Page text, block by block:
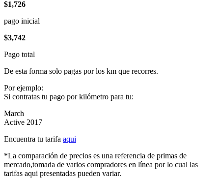
$1,726
pago inicial
$3,742
Pago total
De esta forma solo pagas por los km que recorres.
Por ejemplo:
Si contratas tu pago por kilómetro para tu:
March
Active 2017
Encuentra tu tarifa aqui
*La comparación de precios es una referencia de primas de
mercado,tomada de varios compradores en línea por lo cual las
tarifas aqui presentadas pueden variar.